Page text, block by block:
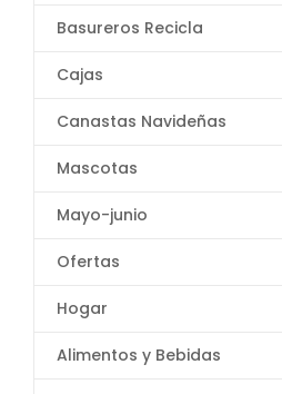
Basureros Recicla
Cajas
Canastas Navideñas
Mascotas
Mayo-junio
Ofertas
Hogar
Alimentos y Bebidas